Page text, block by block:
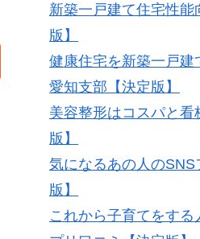
新築一戸建て住宅性能
版】
健康住宅を新築一戸建
愛知支部【決定版】
美容整形はコスパと看
版】
気になるあの人のSNS
版】
これから子育てをする